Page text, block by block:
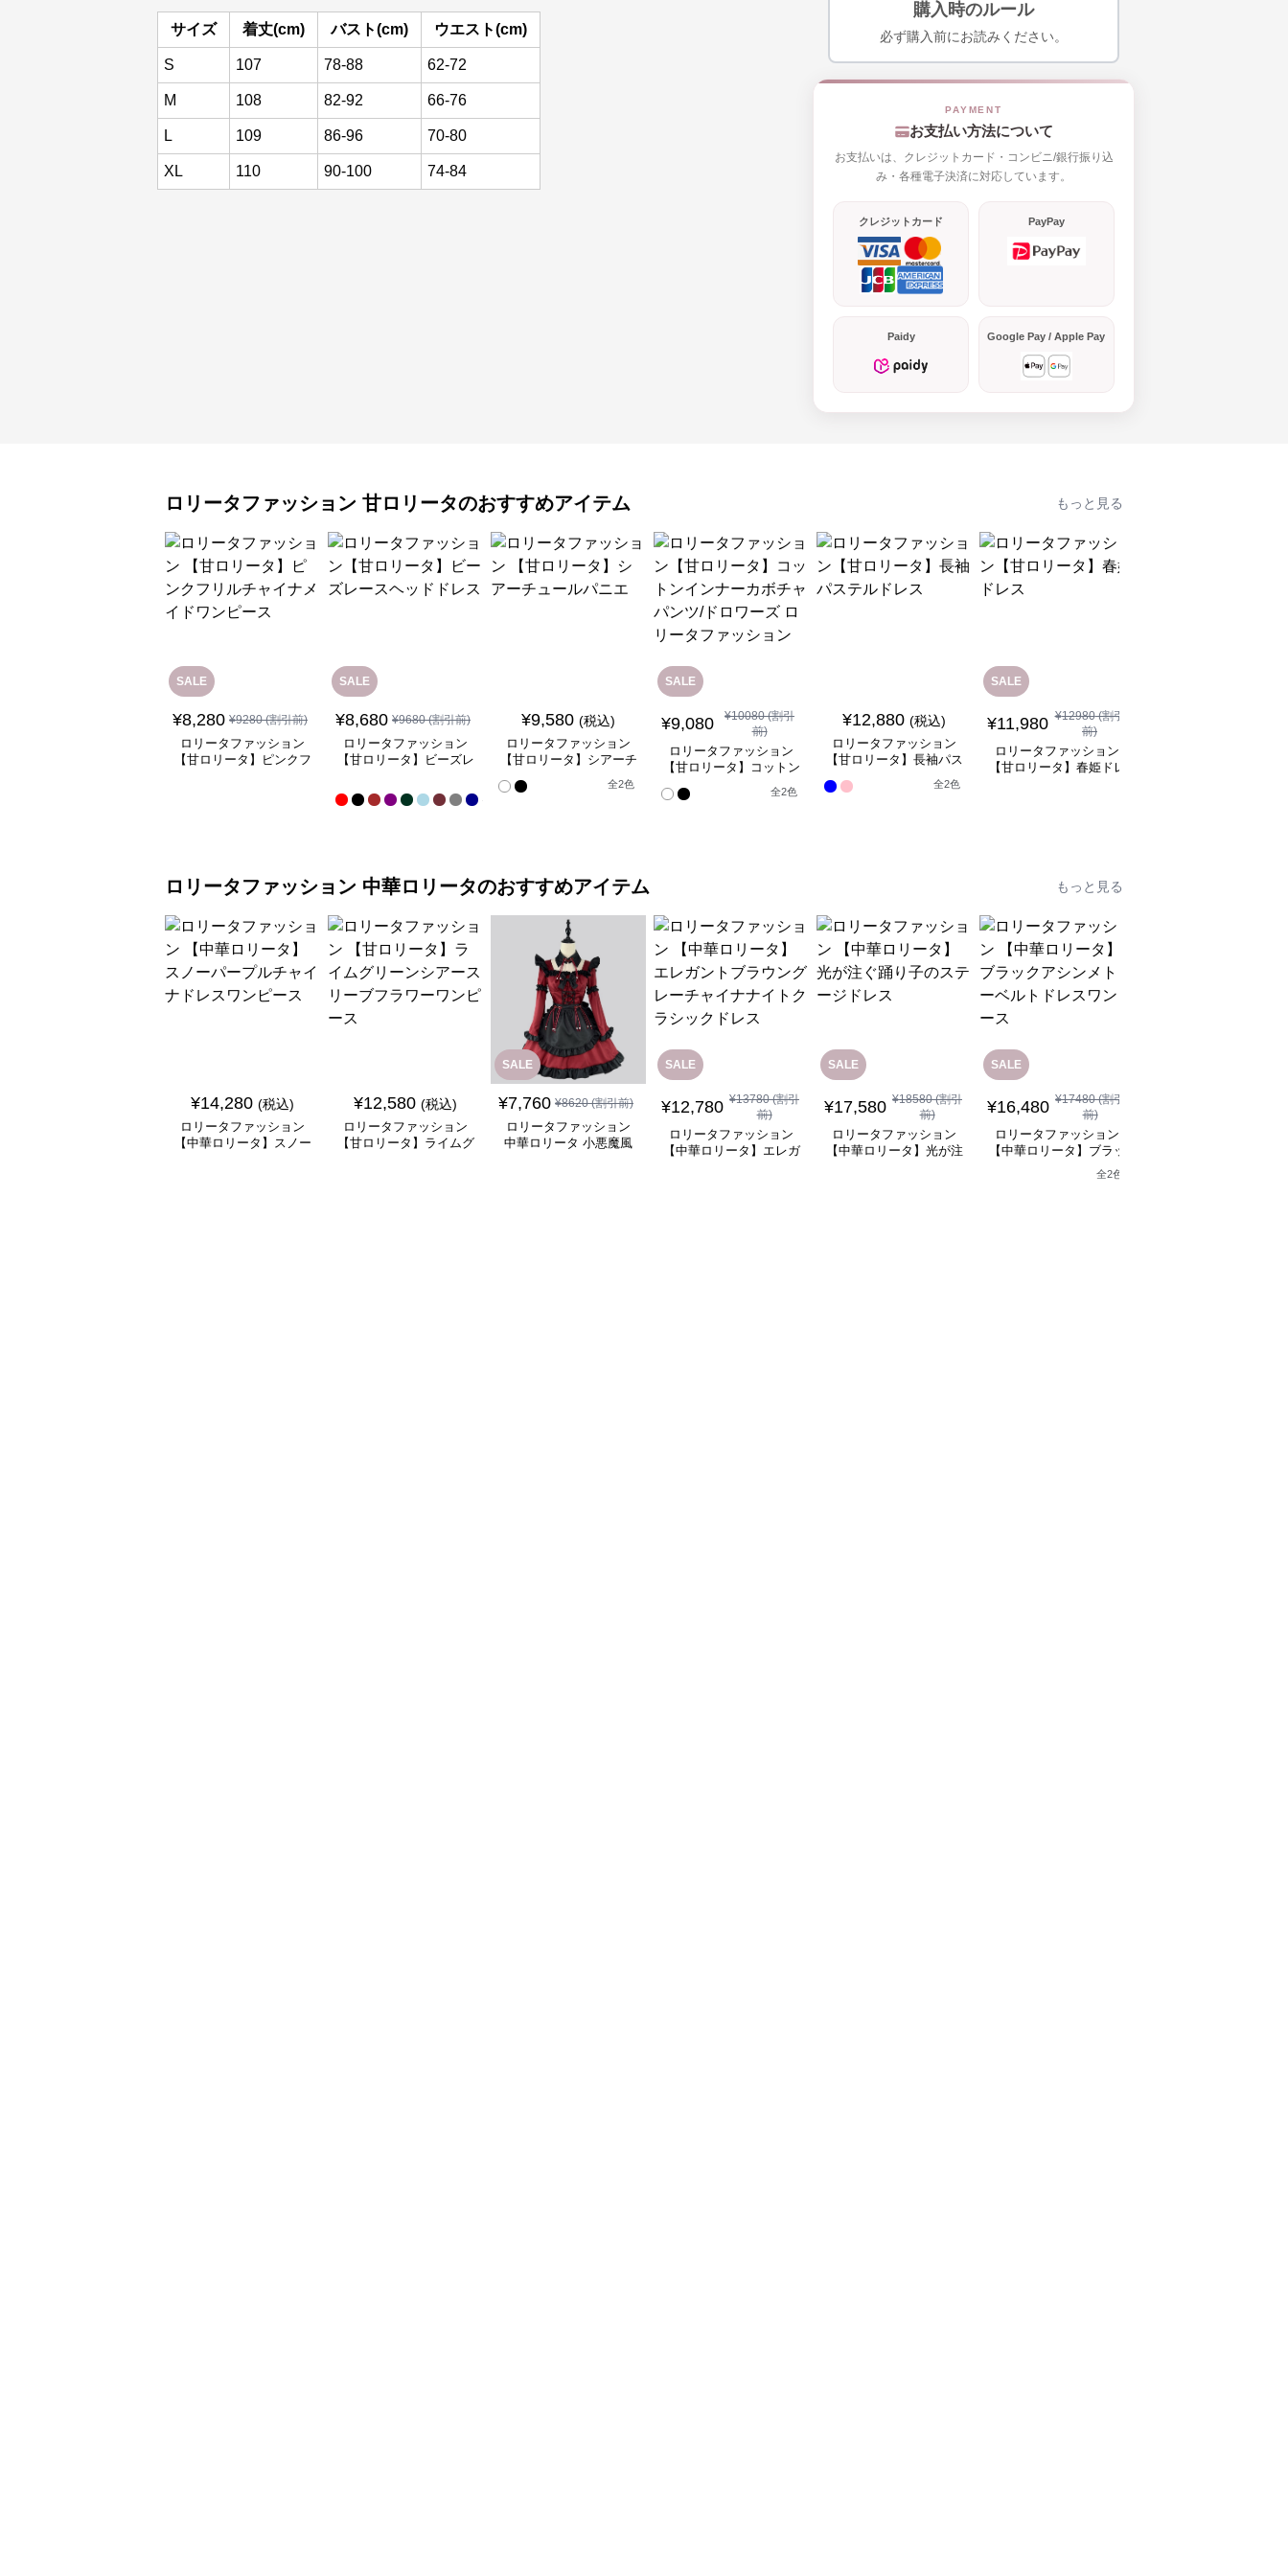
サイズ 着丈(cm) バスト(cm) ウエスト(cm)
S 107 78-88 62-72
M 108 82-92 66-76
L 109 86-96 70-80
XL 110 90-100 74-84
購入時のルール
必ず購入前にお読みください。
お支払い方法について
お支払いは、クレジットカード・コンビニ/銀行振り込
み・各種電子決済に対応しています。
クレジットカード PayPay
Paidy Google Pay / Apple Pay
ロリータファッション 甘ロリータのおすすめアイテム もっと見る
SALE
¥8,280 ¥9280(割引前)
ロリータファッション
【甘ロリータ】ピンクフ
SALE
¥8,680 ¥9680(割引前)
ロリータファッション
【甘ロリータ】ビーズレ
¥9,580 (税込)
ロリータファッション
【甘ロリータ】シアーチ
全2色
SALE
¥9,080 ¥10080(割引
前)
ロリータファッション
【甘ロリータ】コットン
インナーカボチャパン
ツ/ドロワーズ ロリータ
全2色
¥12,880 (税込)
ロリータファッション
【甘ロリータ】長袖パス
全2色
SALE
¥11,980 ¥12980(割引
前)
ロリータファッション
【甘ロリータ】春姫ドレ
ロリータファッション 中華ロリータのおすすめアイテム もっと見る
¥14,280 (税込)
ロリータファッション
【中華ロリータ】スノー
¥12,580 (税込)
ロリータファッション
【甘ロリータ】ライムグ
SALE
¥7,760 ¥8620(割引前)
ロリータファッション
中華ロリータ 小悪魔風
SALE
¥12,780 ¥13780(割引
前)
ロリータファッション
【中華ロリータ】エレガ
SALE
¥17,580 ¥18580(割引
前)
ロリータファッション
【中華ロリータ】光が注
SALE
¥16,480 ¥17480(割引
前)
ロリータファッション
【中華ロリータ】ブラッ
クアシンメトリーベルト
ドレスワンピース
全2色